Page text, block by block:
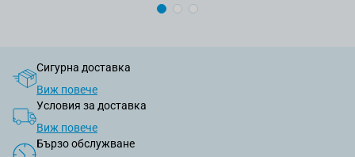
Сигурна доставка
Виж повече
Условия за доставка
Виж повече
Бързо обслужване